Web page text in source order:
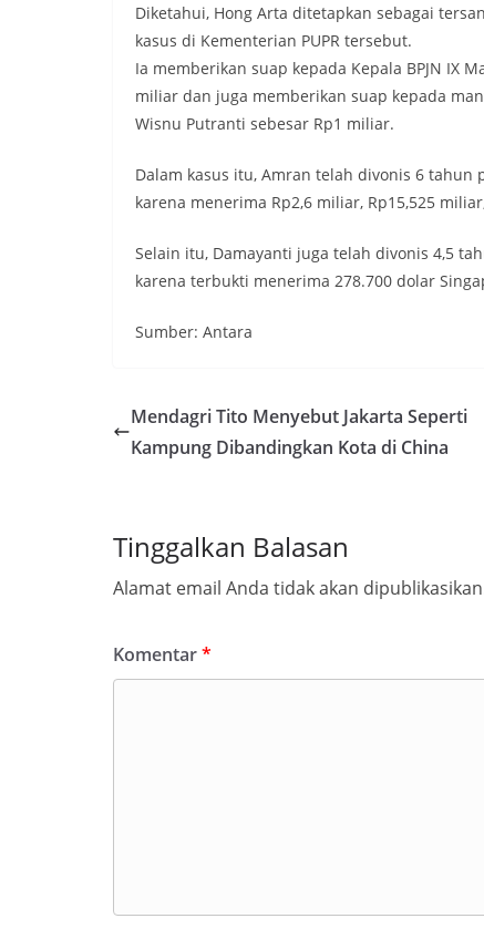
Diketahui, Hong Arta ditetapkan sebagai
kasus di Kementerian PUPR tersebut.
Ia memberikan suap kepada Kepala BPJN IX
miliar dan juga memberikan suap kepada
Wisnu Putranti sebesar Rp1 miliar.
Dalam kasus itu, Amran telah divonis 6
karena menerima Rp2,6 miliar, Rp15,525
Selain itu, Damayanti juga telah divonis 4,5
karena terbukti menerima 278.700 dolar
Sumber: Antara
Mendagri Tito Menyebut Jakarta Seperti
Kampung Dibandingkan Kota di China
Tinggalkan Balasan
Alamat email Anda tidak akan
Komentar*